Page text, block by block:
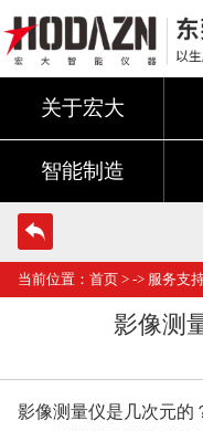
关于宏大
智能制造
当前位置： 首页 > -> 服务支
影像测
影像测量仪是几次元的